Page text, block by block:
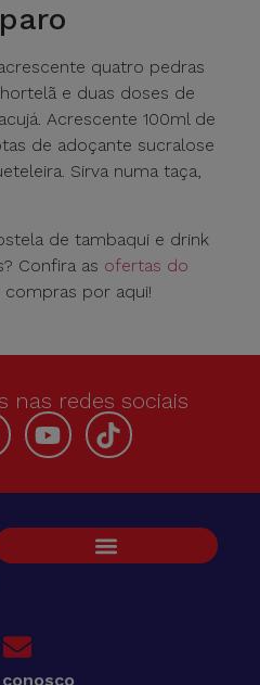
quatro pedras
e duas doses de
Acrescente 100ml de
de adoçante sucralose
Sirva numa taça,
de tambaqui e drink
Confira as ofertas do
compras por aqui!
nas redes sociais